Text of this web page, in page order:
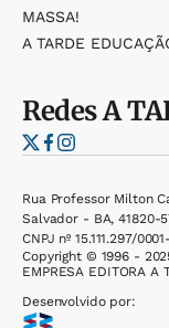
MASSA!
A TARDE
RedesA
Rua Professor Milton
Salvador - BA, 41820-
CNPJ nº 15.111.297/
Copyright © 1996 -
EMPRESA EDITORA A
Desenvolvido por: